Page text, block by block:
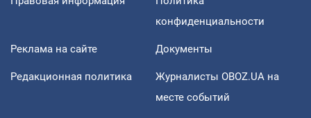
конфиденциальности
Реклама на сайте Документы
Редакционная политика
Журналисты OBOZ.UA на
месте событий